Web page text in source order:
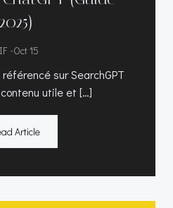
2025)
-Oct 15
sur SearchGPT
utile et […]
Article